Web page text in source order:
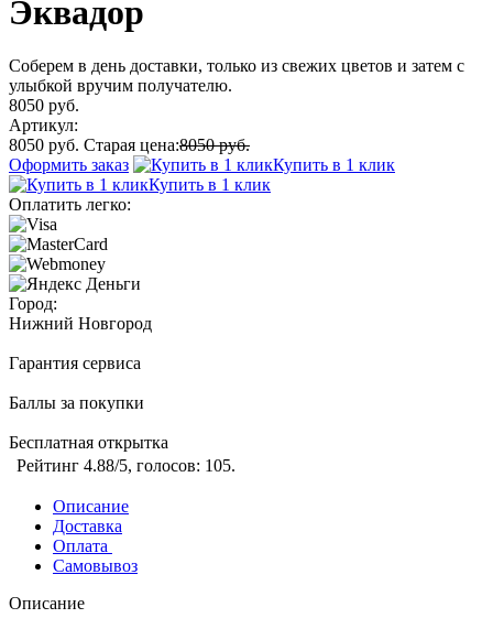
Эквадор
Соберем в день доставки, только из свежих цветов и затем с
улыбкой вручим получателю.
8050 руб.
Артикул:
8050 руб. Старая цена:8050 руб.
Оформить заказ
Купить в 1 клик
Купить в 1 клик
Оплатить легко:
Город:
Нижний Новгород
Гарантия сервиса
Баллы за покупки
Бесплатная открытка
Рейтинг 4.88/5, голосов: 105.
Описание
Доставка
Оплата
Самовывоз
Описание